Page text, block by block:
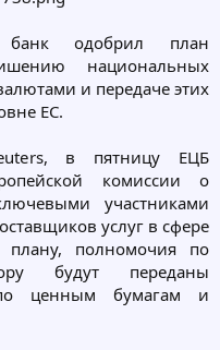
банк одобрил план
национальных
и передаче этих
ЕС.
в пятницу ЕЦБ
комиссии о
участниками
услуг в сфере
плану, полномочия по
будут переданы
ценным бумагам и